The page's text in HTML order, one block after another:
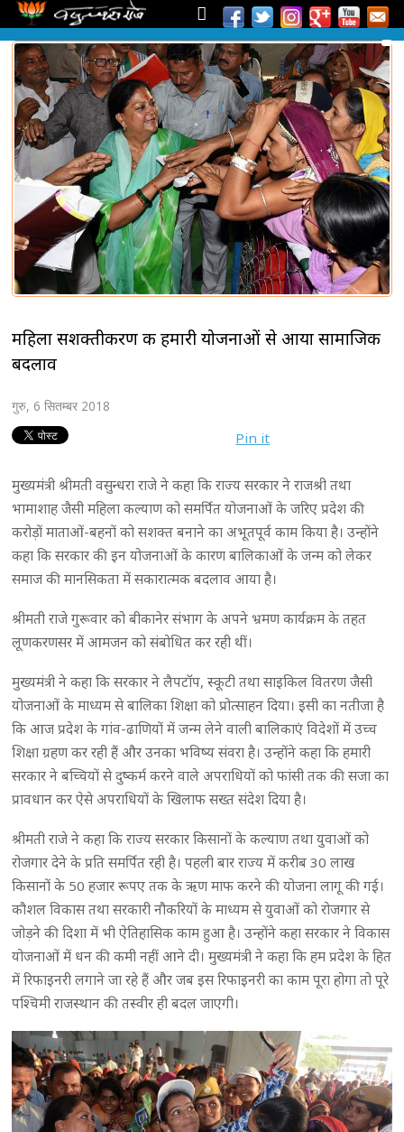
महिला सशक्तीकरण की हमारी योजनाओं से आया सामाजिक
बदलाव
गुरु, 6 सितम्बर 2018
Pin it
मुख्यमंत्री श्रीमती वसुन्धरा राजे ने कहा कि राज्य सरकार ने राजश्री तथा
भामाशाह जैसी महिला कल्याण को समर्पित योजनाओं के जरिए प्रदेश की
करोड़ों माताओं-बहनों को सशक्त बनाने का अभूतपूर्व काम किया है। उन्होंने
कहा कि सरकार की इन योजनाओं के कारण बालिकाओं के जन्म को लेकर
समाज की मानसिकता में सकारात्मक बदलाव आया है।
श्रीमती राजे गुरूवार को बीकानेर संभाग के अपने भ्रमण कार्यक्रम के तहत
लूणकरणसर में आमजन को संबोधित कर रही थीं।
मुख्यमंत्री ने कहा कि सरकार ने लैपटॉप, स्कूटी तथा साइकिल वितरण जैसी
योजनाओं के माध्यम से बालिका शिक्षा को प्रोत्साहन दिया। इसी का नतीजा है
कि आज प्रदेश के गांव-ढाणियों में जन्म लेने वाली बालिकाएं विदेशों में उच्च
शिक्षा ग्रहण कर रही हैं और उनका भविष्य संवरा है। उन्होंने कहा कि हमारी
सरकार ने बच्चियों से दुष्कर्म करने वाले अपराधियों को फांसी तक की सजा का
प्रावधान कर ऐसे अपराधियों के खिलाफ सख्त संदेश दिया है।
श्रीमती राजे ने कहा कि राज्य सरकार किसानों के कल्याण तथा युवाओं को
रोजगार देने के प्रति समर्पित रही है। पहली बार राज्य में करीब 30 लाख
किसानों के 50 हजार रूपए तक के ऋण माफ करने की योजना लागू की गई।
कौशल विकास तथा सरकारी नौकरियों के माध्यम से युवाओं को रोजगार से
जोड़ने की दिशा में भी ऐतिहासिक काम हुआ है। उन्होंने कहा सरकार ने विकास
योजनाओं में धन की कमी नहीं आने दी। मुख्यमंत्री ने कहा कि हम प्रदेश के हित
में रिफाइनरी लगाने जा रहे हैं और जब इस रिफाइनरी का काम पूरा होगा तो पूरे
पश्चिमी राजस्थान की तस्वीर ही बदल जाएगी।